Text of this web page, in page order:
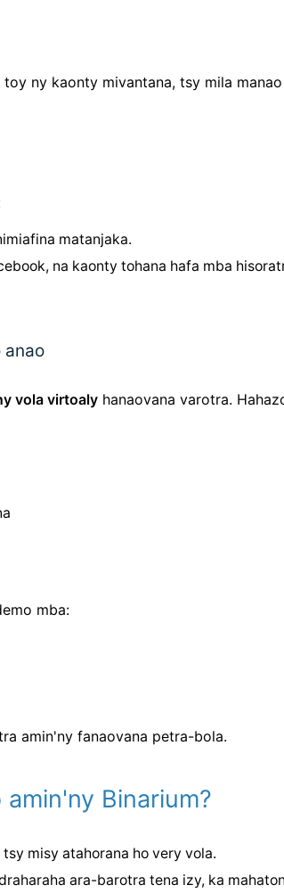
toy ny kaonty mivantana, tsy mila
matanjaka.
na kaonty tohana hafa mba
anao
vola virtoaly hanaovana varotra.
mba:
amin'ny fanaovana petra-bola.
Binarium?
misy atahorana ho very vola.
ara-barotra tena izy, ka